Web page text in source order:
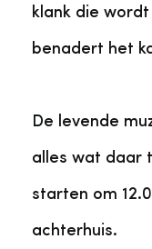
klank die
benadert het
De levende
alles wat daar
starten om
achterhuis.